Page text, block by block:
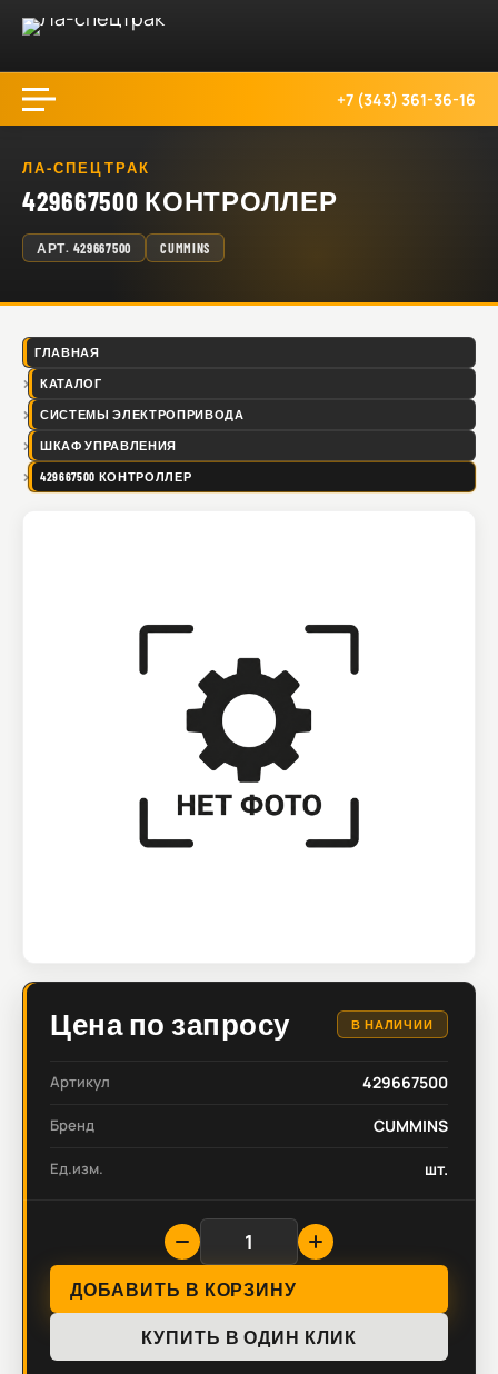
+7 (343) 361-36-16
ЛА-СПЕЦТРАК
429667500 КОНТРОЛЛЕР
АРТ. 429667500 CUMMINS
ГЛАВНАЯ
КАТАЛОГ
СИСТЕМЫ ЭЛЕКТРОПРИВОДА
ШКАФ УПРАВЛЕНИЯ
429667500 КОНТРОЛЛЕР
Цена по запросу В НАЛИЧИИ
Артикул 429667500
Бренд CUMMINS
Ед.изм. шт.
ДОБАВИТЬ В КОРЗИНУ
КУПИТЬ В ОДИН КЛИК